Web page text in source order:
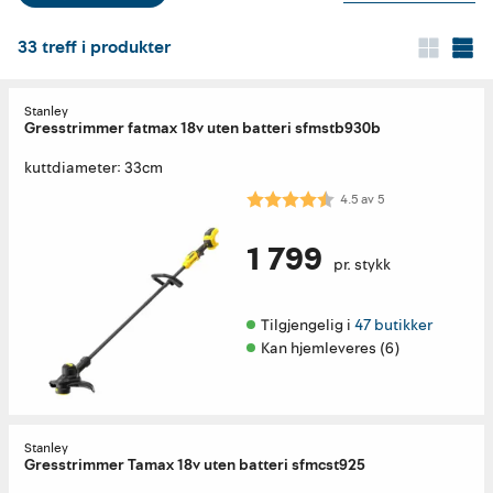
33treff i produkter
Stanley
Gresstrimmer fatmax 18v uten batteri sfmstb930b
kuttdiameter: 33cm
Karakter: 4.5 av 5 mulige
4.5av5
1 799 pr. stykk
Tilgjengelig i 47 butikker
Kan hjemleveres (6)
Stanley
Gresstrimmer Tamax 18v uten batteri sfmcst925